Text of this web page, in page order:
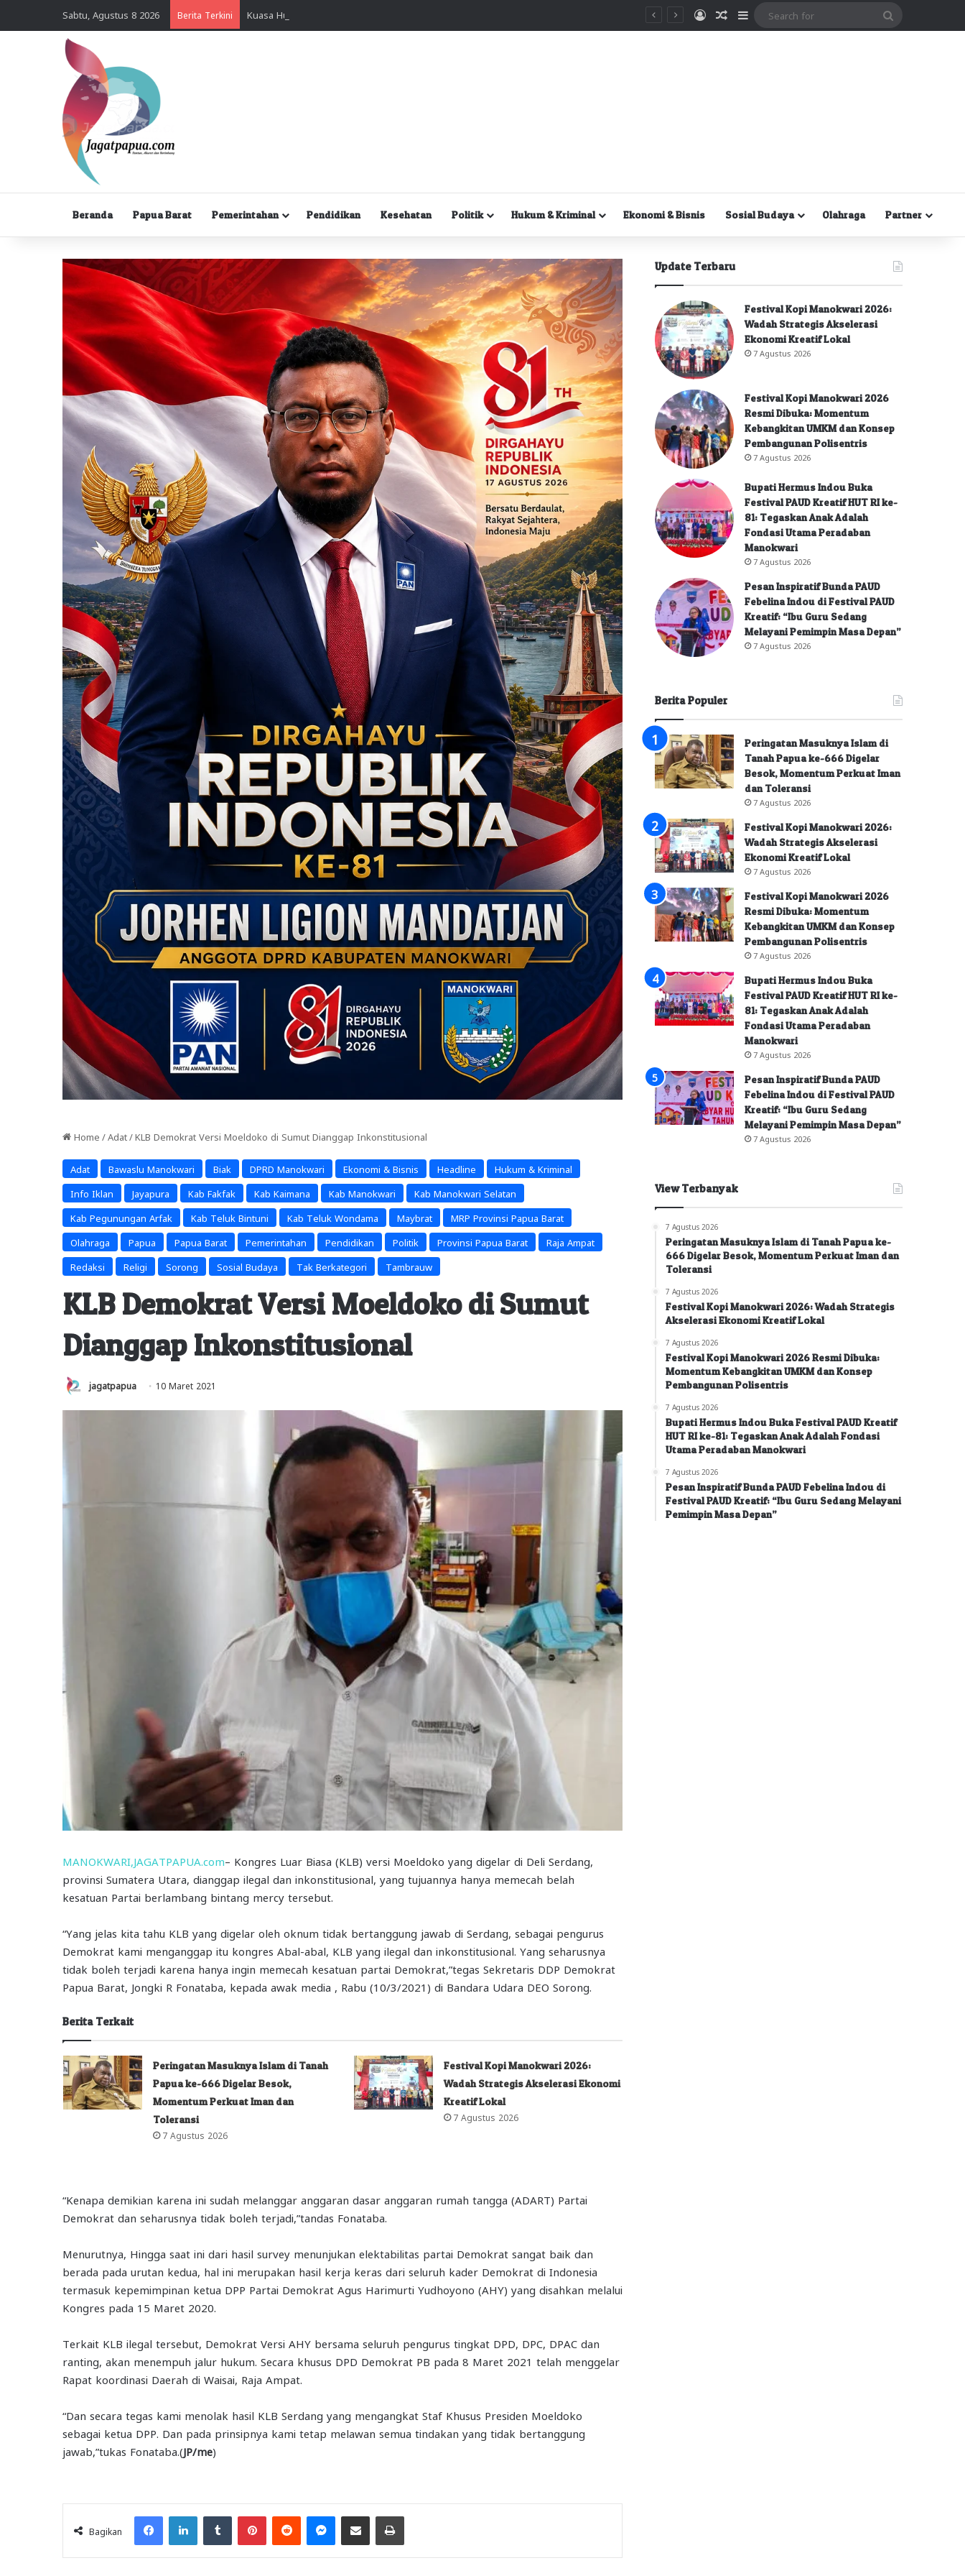
Sabtu, Agustus 8 2026 Berita Terkini MasukRandom Article
Sidebar
Beranda Papua Barat Pemerintahan Pendidikan Kesehatan Politik Hukum & Kriminal Ekonomi & Bisnis Sosial Budaya Olahraga Partner
Home / Adat / KLB Demokrat Versi Moeldoko di Sumut Dianggap Inkonstitusional
Adat Bawaslu Manokwari Biak DPRD Manokwari Ekonomi & Bisnis Headline Hukum & Kriminal
Info Iklan Jayapura Kab Fakfak Kab Kaimana Kab Manokwari Kab Manokwari Selatan
Kab Pegunungan Arfak Kab Teluk Bintuni Kab Teluk Wondama Maybrat MRP Provinsi Papua Barat
Olahraga Papua Papua Barat Pemerintahan Pendidikan Politik Provinsi Papua Barat Raja Ampat
Redaksi Religi Sorong Sosial Budaya Tak Berkategori Tambrauw
KLB Demokrat Versi Moeldoko di Sumut
Dianggap Inkonstitusional
jagatpapua 10 Maret 2021
MANOKWARI,JAGATPAPUA.com– Kongres Luar Biasa (KLB) versi Moeldoko yang digelar di Deli Serdang,
provinsi Sumatera Utara, dianggap ilegal dan inkonstitusional, yang tujuannya hanya memecah belah
kesatuan Partai berlambang bintang mercy tersebut.
“Yang jelas kita tahu KLB yang digelar oleh oknum tidak bertanggung jawab di Serdang, sebagai pengurus
Demokrat kami menganggap itu kongres Abal-abal, KLB yang ilegal dan inkonstitusional. Yang seharusnya
tidak boleh terjadi karena hanya ingin memecah kesatuan partai Demokrat,”tegas Sekretaris DDP Demokrat
Papua Barat, Jongki R Fonataba, kepada awak media , Rabu (10/3/2021) di Bandara Udara DEO Sorong.
Berita Terkait
Peringatan Masuknya Islam di Tanah
Papua ke-666 Digelar Besok,
Momentum Perkuat Iman dan
Toleransi
7 Agustus 2026
Festival Kopi Manokwari 2026:
Wadah Strategis Akselerasi Ekonomi
Kreatif Lokal
7 Agustus 2026
“Kenapa demikian karena ini sudah melanggar anggaran dasar anggaran rumah tangga (ADART) Partai
Demokrat dan seharusnya tidak boleh terjadi,”tandas Fonataba.
Menurutnya, Hingga saat ini dari hasil survey menunjukan elektabilitas partai Demokrat sangat baik dan
berada pada urutan kedua, hal ini merupakan hasil kerja keras dari seluruh kader Demokrat di Indonesia
termasuk kepemimpinan ketua DPP Partai Demokrat Agus Harimurti Yudhoyono (AHY) yang disahkan melalui
Kongres pada 15 Maret 2020.
Terkait KLB ilegal tersebut, Demokrat Versi AHY bersama seluruh pengurus tingkat DPD, DPC, DPAC dan
ranting, akan menempuh jalur hukum. Secara khusus DPD Demokrat PB pada 8 Maret 2021 telah menggelar
Rapat koordinasi Daerah di Waisai, Raja Ampat.
“Dan secara tegas kami menolak hasil KLB Serdang yang mengangkat Staf Khusus Presiden Moeldoko
sebagai ketua DPP. Dan pada prinsipnya kami tetap melawan semua tindakan yang tidak bertanggung
jawab,”tukas Fonataba.(JP/me)
Bagikan
FacebookLinkedInTumblr PinterestReddit Messenger
Share via Email Print
Update Terbaru
Festival Kopi Manokwari 2026:
Wadah Strategis Akselerasi
Ekonomi Kreatif Lokal
7 Agustus 2026
Festival Kopi Manokwari 2026
Resmi Dibuka: Momentum
Kebangkitan UMKM dan Konsep
Pembangunan Polisentris
7 Agustus 2026
Bupati Hermus Indou Buka
Festival PAUD Kreatif HUT RI ke-
81: Tegaskan Anak Adalah
Fondasi Utama Peradaban
Manokwari
7 Agustus 2026
Pesan Inspiratif Bunda PAUD
Febelina Indou di Festival PAUD
Kreatif: “Ibu Guru Sedang
Melayani Pemimpin Masa Depan”
7 Agustus 2026
Berita Populer
Peringatan Masuknya Islam di
Tanah Papua ke-666 Digelar
Besok, Momentum Perkuat Iman
dan Toleransi
7 Agustus 2026
Festival Kopi Manokwari 2026:
Wadah Strategis Akselerasi
Ekonomi Kreatif Lokal
7 Agustus 2026
Festival Kopi Manokwari 2026
Resmi Dibuka: Momentum
Kebangkitan UMKM dan Konsep
Pembangunan Polisentris
7 Agustus 2026
Bupati Hermus Indou Buka
Festival PAUD Kreatif HUT RI ke-
81: Tegaskan Anak Adalah
Fondasi Utama Peradaban
Manokwari
7 Agustus 2026
Pesan Inspiratif Bunda PAUD
Febelina Indou di Festival PAUD
Kreatif: “Ibu Guru Sedang
Melayani Pemimpin Masa Depan”
7 Agustus 2026
View Terbanyak
7 Agustus 2026
Peringatan Masuknya Islam di Tanah Papua ke-
666 Digelar Besok, Momentum Perkuat Iman dan
Toleransi
7 Agustus 2026
Festival Kopi Manokwari 2026: Wadah Strategis
Akselerasi Ekonomi Kreatif Lokal
7 Agustus 2026
Festival Kopi Manokwari 2026 Resmi Dibuka:
Momentum Kebangkitan UMKM dan Konsep
Pembangunan Polisentris
7 Agustus 2026
Bupati Hermus Indou Buka Festival PAUD Kreatif
HUT RI ke-81: Tegaskan Anak Adalah Fondasi
Utama Peradaban Manokwari
7 Agustus 2026
Pesan Inspiratif Bunda PAUD Febelina Indou di
Festival PAUD Kreatif: “Ibu Guru Sedang Melayani
Pemimpin Masa Depan”